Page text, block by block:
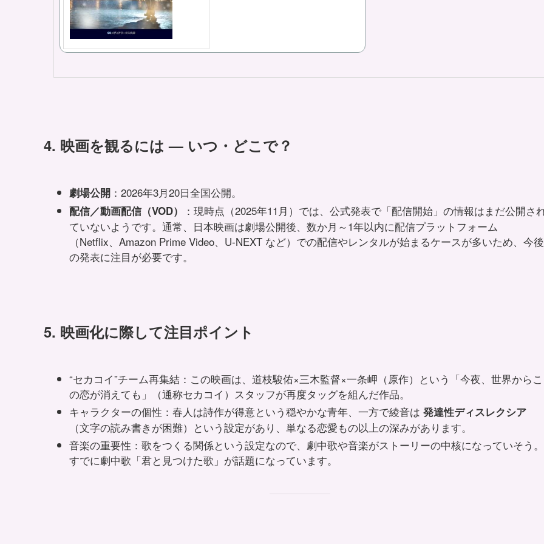
4. 映画を観るには — いつ・どこで？
劇場公開：2026年3月20日全国公開。
配信／動画配信（VOD）
：現時点（2025年11月）では、公式発表で「配信開始」の情報はまだ公開さ
ていないようです。通常、日本映画は劇場公開後、数か月～1年以内に配信プラットフォーム
（Netflix、Amazon Prime Video、U-NEXT など）での配信やレンタルが始まるケースが多いため、今後
の発表に注目が必要です。
5. 映画化に際して注目ポイント
“セカコイ”チーム再集結：この映画は、道枝駿佑×三木監督×一条岬（原作）という「今夜、世界からこ
の恋が消えても」（通称セカコイ）スタッフが再度タッグを組んだ作品。
キャラクターの個性：春人は詩作が得意という穏やかな青年、一方で綾音は 発達性ディスレクシア
（文字の読み書きが困難）という設定があり、単なる恋愛もの以上の深みがあります。
音楽の重要性：歌をつくる関係という設定なので、劇中歌や音楽がストーリーの中核になっていそう。
すでに劇中歌「君と見つけた歌」が話題になっています。